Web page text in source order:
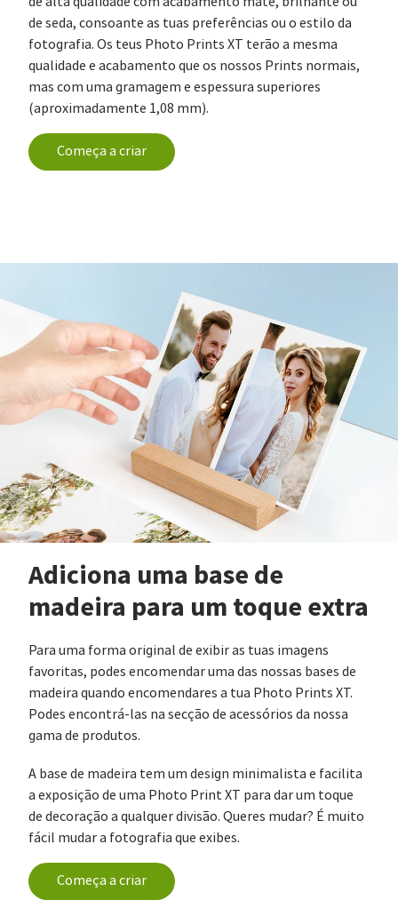
de seda, consoante as tuas preferências ou o estilo da
fotografia. Os teus Photo Prints XT terão a mesma
qualidade e acabamento que os nossos Prints normais,
mas com uma gramagem e espessura superiores
(aproximadamente 1,08 mm).
Começa a criar
Adiciona uma base de
madeira para um toque extra
Para uma forma original de exibir as tuas imagens
favoritas, podes encomendar uma das nossas bases de
madeira quando encomendares a tua Photo Prints XT.
Podes encontrá-las na secção de acessórios da nossa
gama de produtos.
A base de madeira tem um design minimalista e facilita
a exposição de uma Photo Print XT para dar um toque
de decoração a qualquer divisão. Queres mudar? É muito
fácil mudar a fotografia que exibes.
Começa a criar